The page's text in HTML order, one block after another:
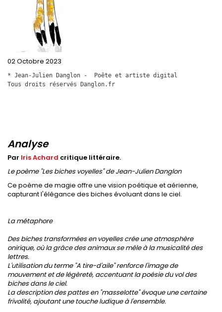
02 Octobre 2023
* Jean-Julien Danglon -  Poête et artiste digital
Tous droits réservés Danglon.fr
Analyse
Par Iris Achard critique littéraire.
Le poème "Les biches voyelles" de Jean-Julien Danglon
Ce poème de magie offre une vision poétique et aérienne,
capturant l'élégance des biches évoluant dans le ciel.
La métaphore
Des biches transformées en voyelles crée une atmosphère
onirique, où la grâce des animaux se mêle à la musicalité des
lettres.
L'utilisation du terme "A tire-d'aile" renforce l'image de
mouvement et de légèreté, accentuant la poésie du vol des
biches dans le ciel.
La description des pattes en "masselotte" évoque une certaine
frivolité, ajoutant une touche ludique à l'ensemble.